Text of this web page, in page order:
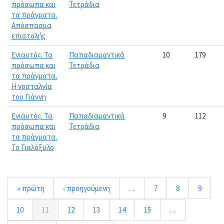
πρόσωπα και
τα πράγματα.
Απόσπασμα
επιστολής
Τετράδια
Ενιαυτός. Τα
πρόσωπα και
τα πράγματα.
Η νοσταλγία
του Γιάννη
Παπαδιαμαντικά
Τετράδια
10 179
Ενιαυτός. Τα
πρόσωπα και
τα πράγματα.
Το Γιαλόξυλο
Παπαδιαμαντικά
Τετράδια
9 112
« πρώτη ‹ προηγούμενη … 7 8 9
10 11 12 13 14 15 …